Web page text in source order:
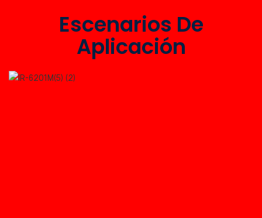
Escenarios De
Aplicación